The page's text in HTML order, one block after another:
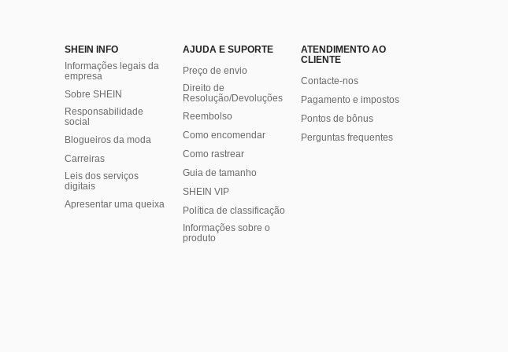
SHEIN INFO
Informações legais da
empresa
Sobre SHEIN
Responsabilidade
social
Blogueiros da moda
Carreiras
Leis dos serviços
digitais
Apresentar uma queixa
AJUDA E SUPORTE
Preço de envio
Direito de
Resolução/Devoluções
Reembolso
Como encomendar
Como rastrear
Guia de tamanho
SHEIN VIP
Política de classificação
​Informações sobre o
produto
ATENDIMENTO AO
CLIENTE
Contacte-nos
Pagamento e impostos
Pontos de bônus
Perguntas frequentes